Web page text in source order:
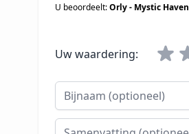
U beoordeelt:Orly - Mystic Haven
Uw waardering:
Bijnaam
Samenvatting